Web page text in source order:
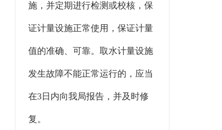
施，并定期进行检测或校核，保
证计量设施正常使用，保证计量
值的准确、可靠。取水计量设施
发生故障不能正常运行的，应当
在3 日内向我局报告，并及时修
复。